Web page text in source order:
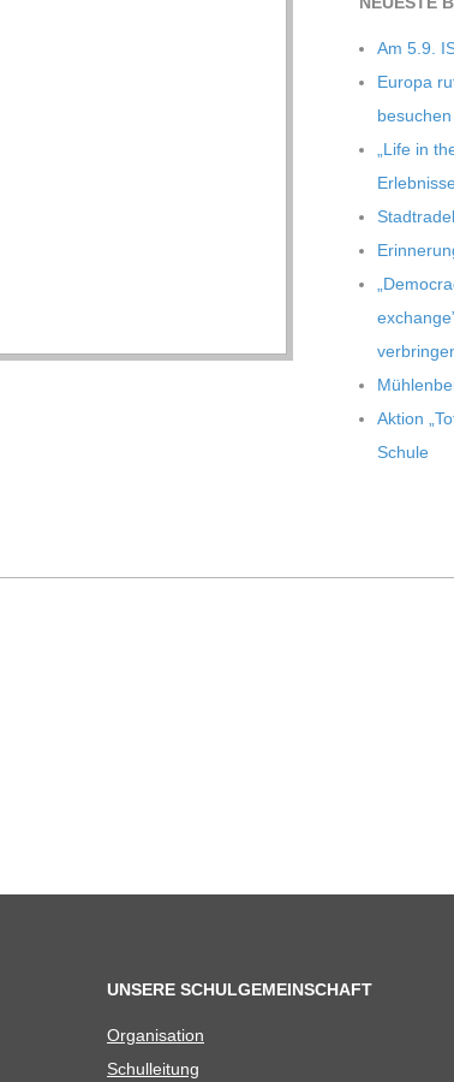
Am 5.9.
Europa
„Life in
Aktion
Schule
UNSERE SCHULGEMEINSCHAFT
Orga­ni­sa­tion
Schul­lei­tung